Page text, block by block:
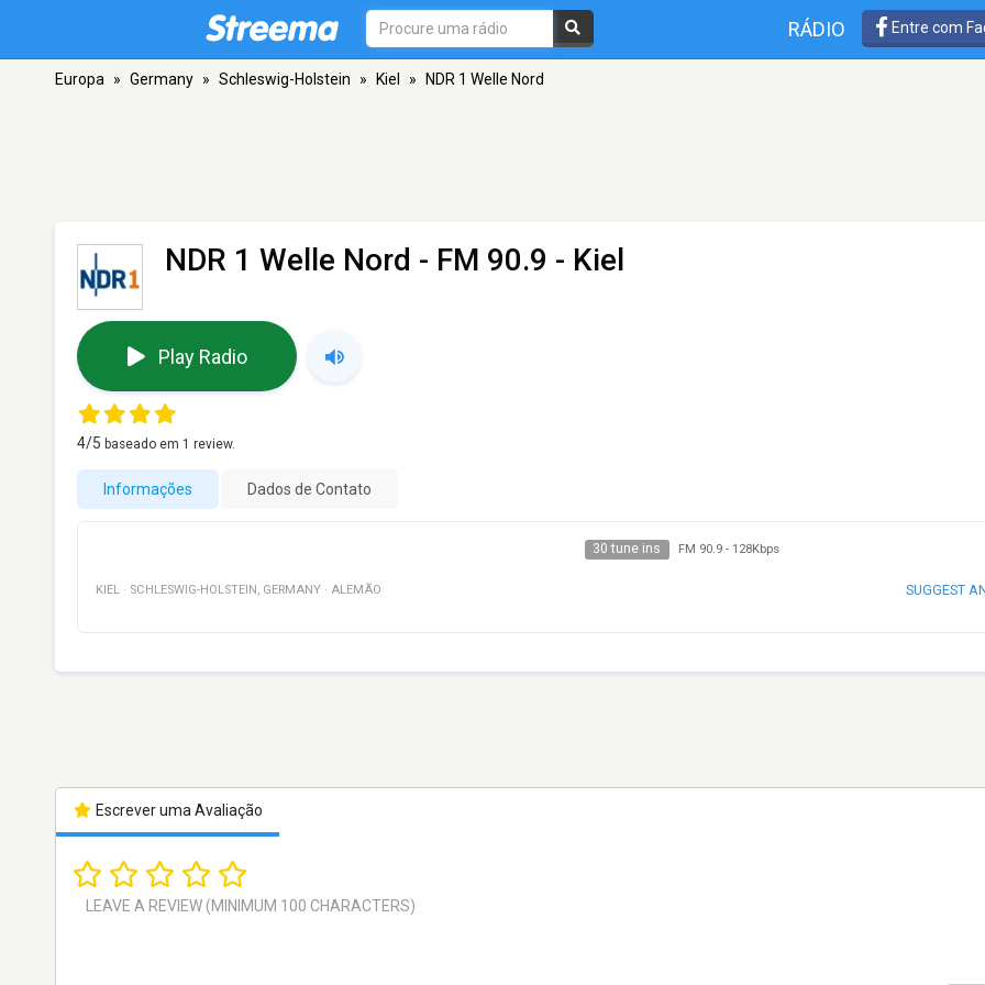
RÁDIO Entre com
Europa » Germany » Schleswig-Holstein » Kiel » NDR 1 Welle Nord
NDR 1 Welle Nord - FM 90.9 - Kiel
Play Radio
4/5 baseado em 1 review.
Informações Dados de Contato
30 tune ins FM 90.9- 128Kbps
KIEL · SCHLESWIG-HOLSTEIN , GERMANY · ALEMÃO SUGGEST
Escrever uma Avaliação